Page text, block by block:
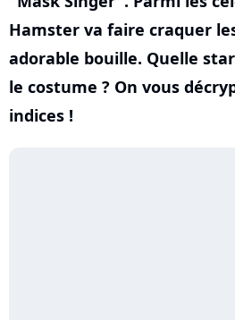
Hamster va faire craquer
adorable bouille. Quelle
le costume ? On vous
indices !